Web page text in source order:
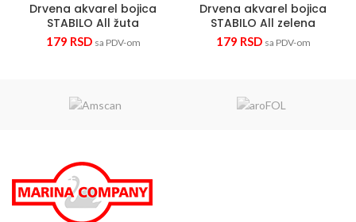
Drvena akvarel bojica
STABILO All žuta
179 RSD sa PDV-om
Drvena akvarel bojica
STABILO All zelena
179 RSD sa PDV-om